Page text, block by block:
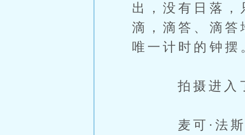
出，没有日落，
滴，滴答、滴答
唯一计时的钟摆
拍摄进入了
麦可·法斯宾